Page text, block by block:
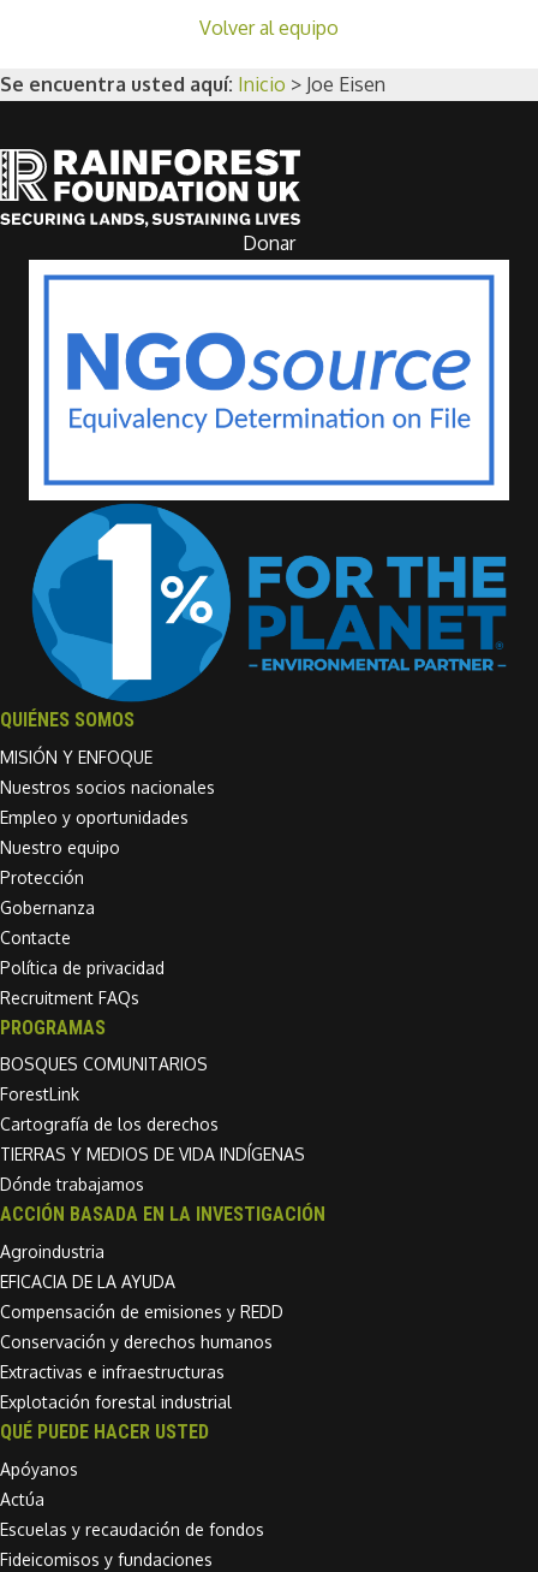
Volver al equipo
Se encuentra usted aquí: Inicio > Joe Eisen
Donar
QUIÉNES SOMOS
MISIÓN Y ENFOQUE
Nuestros socios nacionales
Empleo y oportunidades
Nuestro equipo
Protección
Gobernanza
Contacte
Política de privacidad
Recruitment FAQs
PROGRAMAS
BOSQUES COMUNITARIOS
ForestLink
Cartografía de los derechos
TIERRAS Y MEDIOS DE VIDA INDÍGENAS
Dónde trabajamos
ACCIÓN BASADA EN LA INVESTIGACIÓN
Agroindustria
EFICACIA DE LA AYUDA
Compensación de emisiones y REDD
Conservación y derechos humanos
Extractivas e infraestructuras
Explotación forestal industrial
QUÉ PUEDE HACER USTED
Apóyanos
Actúa
Escuelas y recaudación de fondos
Fideicomisos y fundaciones